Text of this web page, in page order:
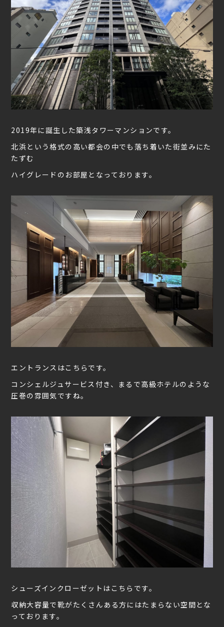
2019年に誕生した築浅タワーマンションです。
北浜という格式の高い都会の中でも落ち着いた街並みにた
たずむ
ハイグレードのお部屋となっております。
エントランスはこちらです。
コンシェルジュサービス付き、まるで高級ホテルのような
圧巻の雰囲気ですね。
シューズインクローゼットはこちらです。
収納大容量で靴がたくさんある方にはたまらない空間とな
っております。